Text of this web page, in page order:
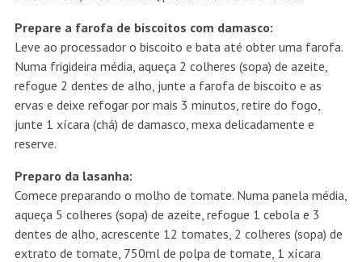
Prepare a farofa de biscoitos com damasco:
Leve ao processador o biscoito e bata até obter uma farofa.
Numa frigideira média, aqueça 2 colheres (sopa) de azeite,
refogue 2 dentes de alho, junte a farofa de biscoito e as
ervas e deixe refogar por mais 3 minutos, retire do fogo,
junte 1 xícara (chá) de damasco, mexa delicadamente e
reserve.
Preparo da lasanha:
Comece preparando o molho de tomate. Numa panela média,
aqueça 5 colheres (sopa) de azeite, refogue 1 cebola e 3
dentes de alho, acrescente 12 tomates, 2 colheres (sopa) de
extrato de tomate, 750ml de polpa de tomate, 1 xícara